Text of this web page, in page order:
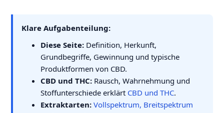
Klare Aufgabenteilung:
Diese Seite:Definition, Herkunft,
Grundbegriffe, Gewinnung und typische
Produktformen von CBD.
CBD und THC:Rausch, Wahrnehmung und
Stoffunterschiede erklärt CBD und THC.
Extraktarten: Vollspektrum, Breitspektrum